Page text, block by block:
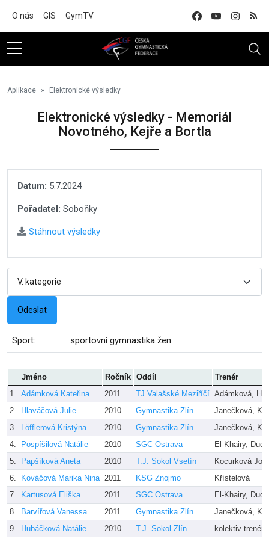
O nás GIS GymTV
Aplikace Elektronické výsledky
Elektronické výsledky - Memoriál
Novotného, Kejře a Bortla
Datum: 5.7.2024
Pořadatel: Soboňky
Stáhnout výsledky
Sport: sportovní gymnastika žen
Jméno Ročník Oddíl
Trenér
1. Adámková Kateřina 2011 TJ Valašské Meziříčí Adámková,
2.
Hlaváčová Julie 2010 Gymnastika Zlín
Janečková,
3.
Löfflerová Kristýna 2010 Gymnastika Zlín
Janečková,
4.
Pospíšilová Natálie 2010 SGC Ostrava
El-Khairy,
5.
Papšíková Aneta 2010 T.J. Sokol Vsetín
Kocurková
6.
Kováčová Marika Nina 2011 KSG Znojmo
Křístelová
7.
Kartusová Eliška 2011 SGC Ostrava
El-Khairy,
8.
Barvířová Vanessa 2011 Gymnastika Zlín
Janečková,
9.
Hubáčková Natálie 2010 T.J. Sokol Zlín kolektiv trenérů